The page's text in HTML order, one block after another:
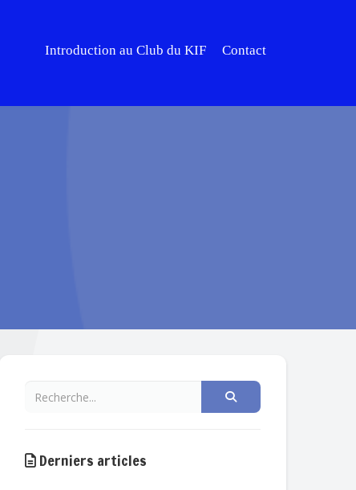
Introduction au Club du KIF Contact
Derniers articles